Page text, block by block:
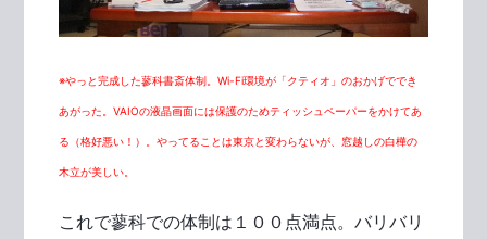
※やっと完成した蓼科書斎体制。Wi-Fi環境が「クティオ」のおかげででき
あがった。VAIOの液晶画面には保護のためティッシュペーパーをかけてあ
る（格好悪い！）。やってることは東京と変わらないが、窓越しの白樺の
木立が美しい。
これで蓼科での体制は１００点満点。バリバリ